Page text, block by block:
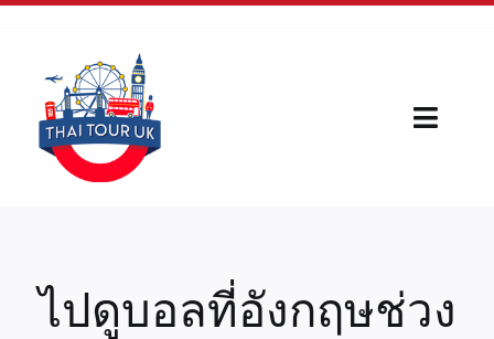
content
กีฬา
ไปดูบอลที่อังกฤษช่วง